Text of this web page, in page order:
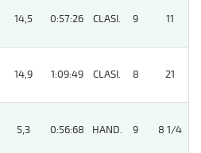
14,5 0:57:26 CLASI. 9 11
14,9 1:09:49 CLASI. 8 21
5,3 0:56:68 HAND. 9 8 1/4